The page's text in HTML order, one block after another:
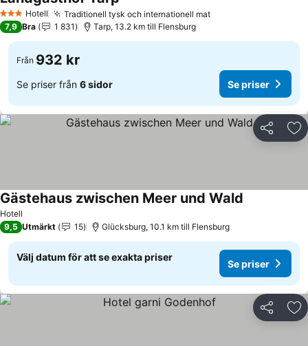
3 StjärnorHotell Traditionell tysk och internationell mat
7,9 Bra 1 831 Tarp, 13.2 km till Flensburg
Från 932 kr
Se priser från 6 sidor Se priser
Dela
Hotell
Gästehaus zwischen Meer und Wald
9,5 Utmärkt 15 Glücksburg, 10.1 km till Flensburg
Välj datum för att se exakta priser
Se priser
Dela